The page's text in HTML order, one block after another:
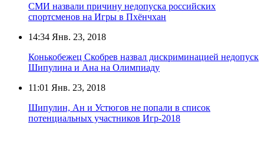
СМИ назвали причину недопуска российских
спортсменов на Игры в Пхёнчхан
14:34 Янв. 23, 2018
Конькобежец Скобрев назвал дискриминацией недопуск
Шипулина и Ана на Олимпиаду
11:01 Янв. 23, 2018
Шипулин, Ан и Устюгов не попали в список
потенциальных участников Игр-2018